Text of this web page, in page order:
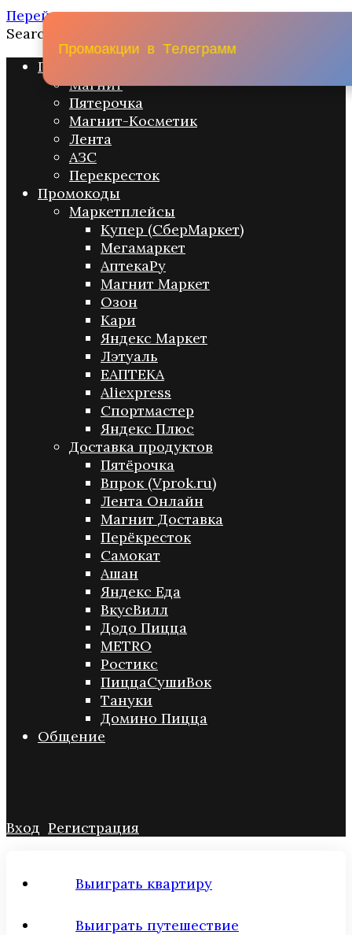
Перейти к содержанию
Search for:
Промо акции
Магнит
Пятерочка
Магнит-Косметик
Лента
АЗС
Перекресток
Промокоды
Маркетплейсы
Купер (СберМаркет)
Мегамаркет
АптекаРу
Магнит Маркет
Озон
Кари
Яндекс Маркет
Лэтуаль
ЕАПТЕКА
Aliexpress
Спортмастер
Яндекс Плюс
Доставка продуктов
Пятёрочка
Впрок (Vprok.ru)
Лента Онлайн
Магнит Доставка
Перёкресток
Самокат
Ашан
Яндекс Еда
ВкусВилл
Додо Пицца
METRO
Ростикс
ПиццаСушиВок
Тануки
Домино Пицца
Общение
Вход Регистрация
Выиграть квартиру
Выиграть путешествие
Промоакции в Телеграмм